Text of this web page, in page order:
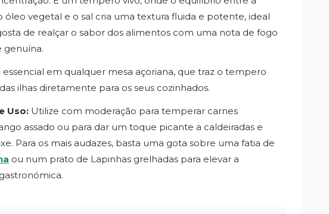
óleo vegetal e o sal cria uma textura fluida e potente, ideal
de realçar o sabor dos alimentos com uma nota de fogo
genuína.
em qualquer mesa açoriana, que traz o tempero
ilhas diretamente para os seus cozinhados.
Uso: Utilize com moderação para temperar carnes
assado ou para dar um toque picante a caldeiradas e
Para os mais audazes, basta uma gota sobre uma fatia de
ou num prato de Lapinhas grelhadas para elevar a